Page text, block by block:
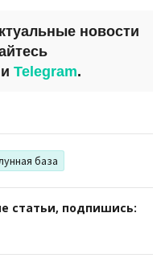
новости
и Telegram.
база
статьи, подпишись: